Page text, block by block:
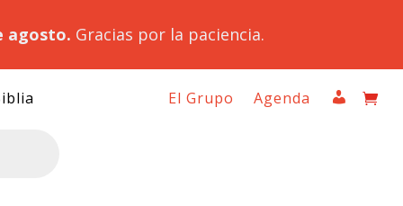
agosto. Gracias por la paciencia.
El Grupo Agenda